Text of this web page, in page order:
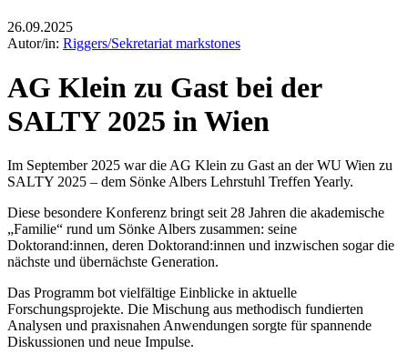
26.09.2025
Autor/in: Riggers/Sekretariat markstones
AG Klein zu Gast bei der
SALTY 2025 in Wien
Im September 2025 war die AG Klein zu Gast an der WU Wien zu
SALTY 2025 – dem Sönke Albers Lehrstuhl Treffen Yearly.
Diese besondere Konferenz bringt seit 28 Jahren die akademische
„Familie“ rund um Sönke Albers zusammen: seine
Doktorand:innen, deren Doktorand:innen und inzwischen sogar die
nächste und übernächste Generation.
Das Programm bot vielfältige Einblicke in aktuelle
Forschungsprojekte. Die Mischung aus methodisch fundierten
Analysen und praxisnahen Anwendungen sorgte für spannende
Diskussionen und neue Impulse.